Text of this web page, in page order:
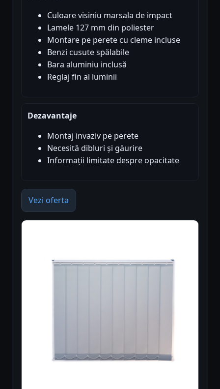
Culoare visiniu marsala de impact
Lamele 127 mm din poliester
Montare pe perete cu cleme incluse
Benzi cusute spălabile
Bara aluminiu inclusă
Reglaj fin al luminii
Dezavantaje
Montaj invaziv pe perete
Necesită dibluri și găurire
Informații limitate despre opacitate
Vezi oferta